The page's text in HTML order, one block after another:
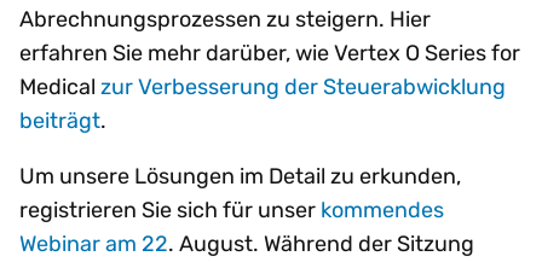
Abrechnungsprozessen zu steigern. Hier
erfahren Sie mehr darüber, wie Vertex O Series for
Medical zur Verbesserung der Steuerabwicklung
beiträgt.
Um unsere Lösungen im Detail zu erkunden,
registrieren Sie sich für unser kommendes
Webinar am 22. August. Während der Sitzung